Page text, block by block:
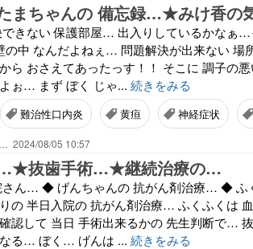
まちゃんの 備忘録…★みけ香の
きない 保護部屋… 出入りしているかなぁ…
中 なんだよねぇ… 問題解決が出来ない
ら おさえてあったっす！！ そこに 調子の
ぉ… まず ぼく じゃ... 続きをみる
難治性口内炎 黄疸 神経症状
2024/08/05 10:57
…★抜歯手術…★継続治療の…
さん… ◆ げんちゃんの 抗がん剤治療… ◆ ふ
の 半日入院の 抗がん剤治療… ふくふくは
認して 当日 手術出来るかの 先生判断で…
る… ぼく… げんは ... 続きをみる